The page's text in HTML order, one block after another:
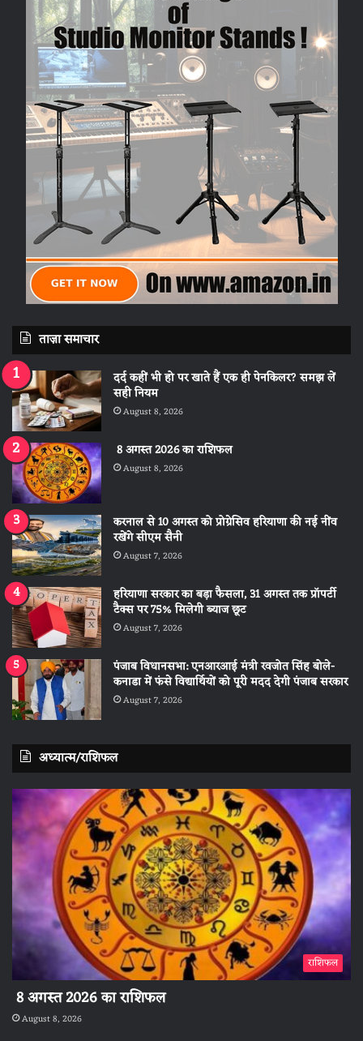
ताज़ा समाचार
दर्द कहीं भी हो पर खाते हैं एक ही पेनकिलर? समझ लें
सही नियम
August 8, 2026
8 अगस्त 2026 का राशिफल
August 8, 2026
करनाल से 10 अगस्त को प्रोग्रेसिव हरियाणा की नई नींव
रखेंगे सीएम सैनी
August 7, 2026
हरियाणा सरकार का बड़ा फैसला, 31 अगस्त तक प्रॉपर्टी
टैक्स पर 75% मिलेगी ब्याज छूट
August 7, 2026
पंजाब विधानसभा: एनआरआई मंत्री रवजोत सिंह बोले-
कनाडा में फंसे विद्यार्थियों को पूरी मदद देगी पंजाब सरकार
August 7, 2026
अध्यात्म/राशिफल
राशिफल
8 अगस्त 2026 का राशिफल
August 8, 2026